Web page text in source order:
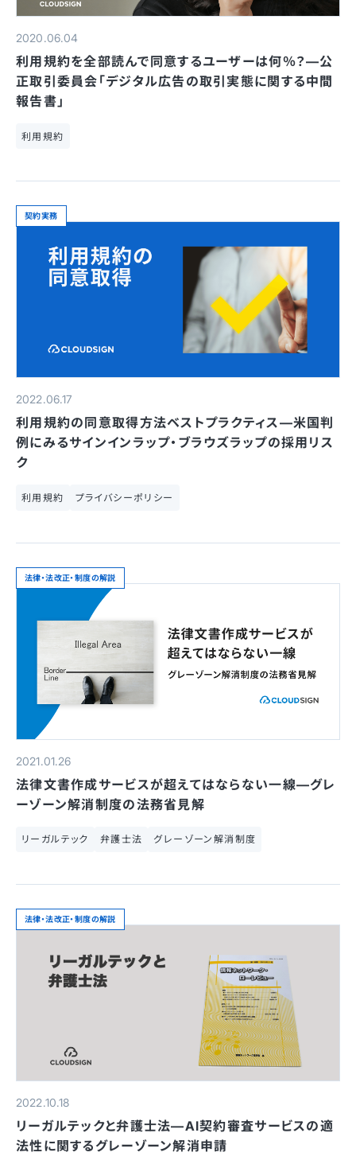
2020.06.04
利用規約を全部読んで同意するユーザーは何％？—公
正取引委員会「デジタル広告の取引実態に関する中間
報告書」
利用規約
契約実務
2022.06.17
利用規約の同意取得方法ベストプラクティス—米国判
例にみるサインインラップ・ブラウズラップの採用リス
ク
利用規約 プライバシーポリシー
法律・法改正・制度の解説
2021.01.26
法律文書作成サービスが超えてはならない一線—グレ
ーゾーン解消制度の法務省見解
リーガルテック 弁護士法 グレーゾーン解消制度
法律・法改正・制度の解説
2022.10.18
リーガルテックと弁護士法—AI契約審査サービスの適
法性に関するグレーゾーン解消申請